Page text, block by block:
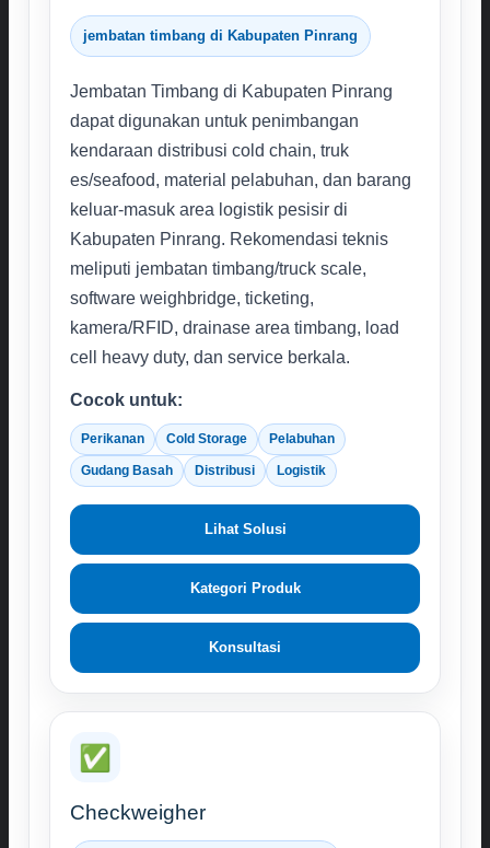
jembatan timbang di Kabupaten Pinrang
Jembatan Timbang di Kabupaten Pinrang
dapat digunakan untuk penimbangan
kendaraan distribusi cold chain, truk
es/seafood, material pelabuhan, dan barang
keluar-masuk area logistik pesisir di
Kabupaten Pinrang. Rekomendasi teknis
meliputi jembatan timbang/truck scale,
software weighbridge, ticketing,
kamera/RFID, drainase area timbang, load
cell heavy duty, dan service berkala.
Cocok untuk:
Perikanan Cold Storage Pelabuhan
Gudang Basah Distribusi Logistik
Lihat Solusi
Kategori Produk
Konsultasi
✅
Checkweigher